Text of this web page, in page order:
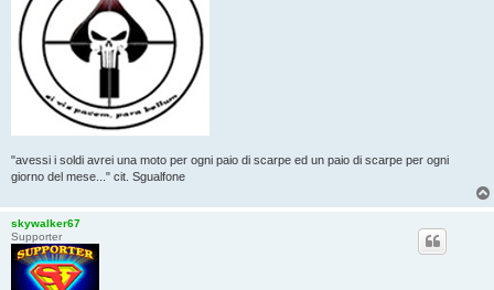
"avessi i soldi avrei una moto per ogni paio di scarpe ed un paio di scarpe per ogni
giorno del mese..." cit. Sgualfone
skywalker67
Supporter